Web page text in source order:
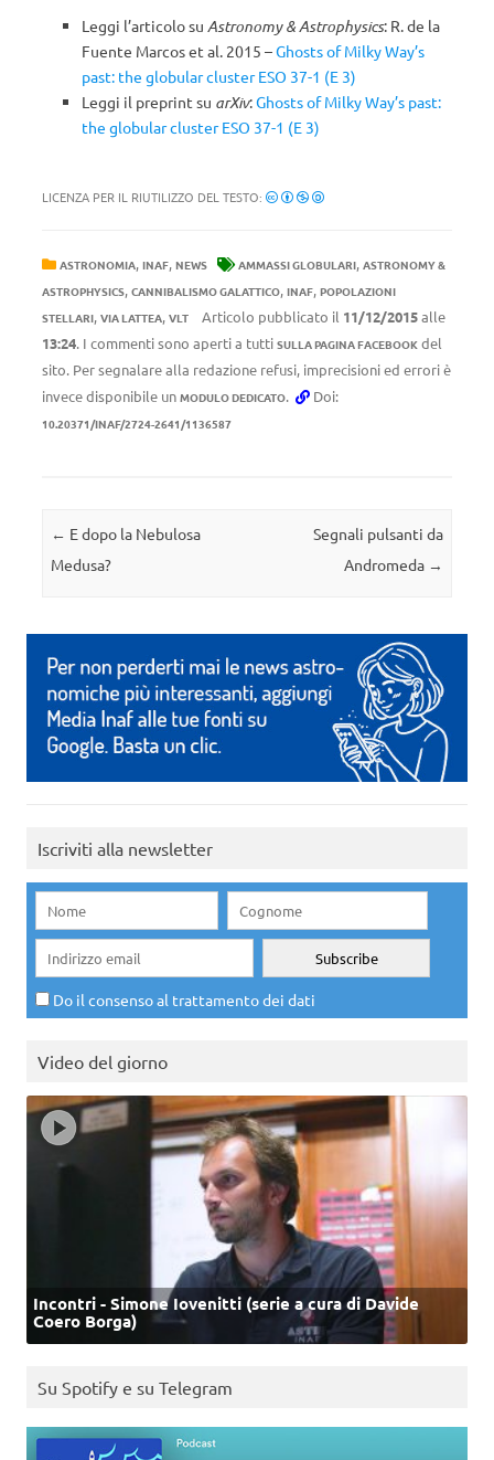
Leggi l’articolo su Astronomy & Astrophysics: R. de la
Fuente Marcoset al. 2015 –Ghosts of Milky Way’s
past: the globular cluster ESO 37-1 (E 3)
Leggi il preprint su arXiv:Ghosts of Milky Way’s past:
the globular cluster ESO 37-1 (E 3)
LICENZA PER IL RIUTILIZZO DEL TESTO:
ASTRONOMIA, INAF, NEWS AMMASSI GLOBULARI, ASTRONOMY &
ASTROPHYSICS, CANNIBALISMO GALATTICO, INAF, POPOLAZIONI
STELLARI, VIA LATTEA, VLT Articolo pubblicato il 11/12/2015alle
13:24. I commenti sono aperti a tutti SULLA PAGINA FACEBOOK del
sito. Per segnalare alla redazione refusi, imprecisioni ed errori è
invece disponibile un MODULO DEDICATO. Doi:
10.20371/INAF/2724-2641/1136587
Navigazione articolo
← E dopo la Nebulosa
Medusa?
Segnali pulsanti da
Andromeda →
Iscriviti alla newsletter
Do il consenso al trattamento dei dati
Video del giorno
Incontri - Simone Iovenitti (serie a cura di Davide
Coero Borga)
Su Spotify e su Telegram